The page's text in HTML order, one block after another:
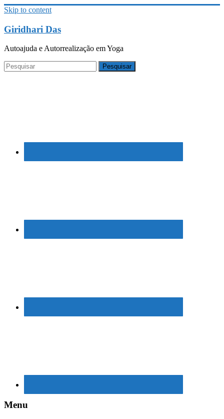
Skip to content
Giridhari Das
Autoajuda e Autorrealização em Yoga
Menu